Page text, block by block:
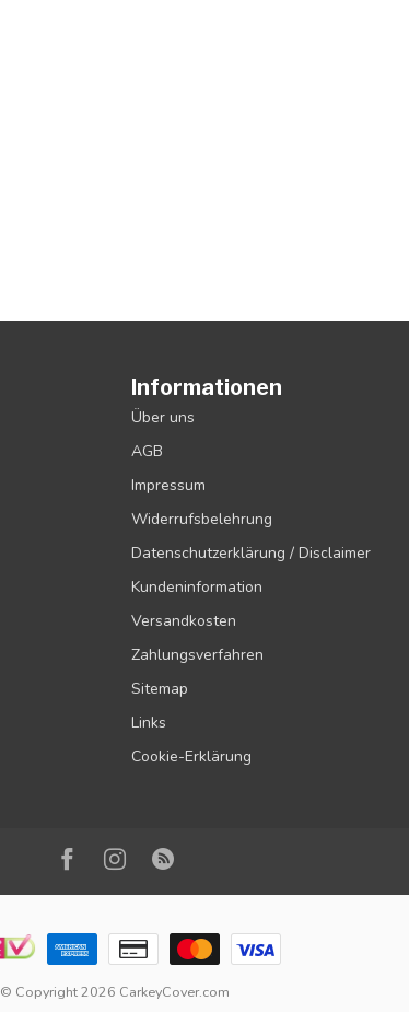
Informationen
Über uns
AGB
Impressum
Widerrufsbelehrung
Datenschutzerklärung / Disclaimer
Kundeninformation
Versandkosten
Zahlungsverfahren
Sitemap
Links
Cookie-Erklärung
© Copyright 2026 CarkeyCover.com